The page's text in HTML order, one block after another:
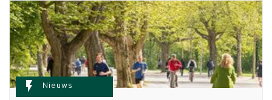
flash_on Nieuws